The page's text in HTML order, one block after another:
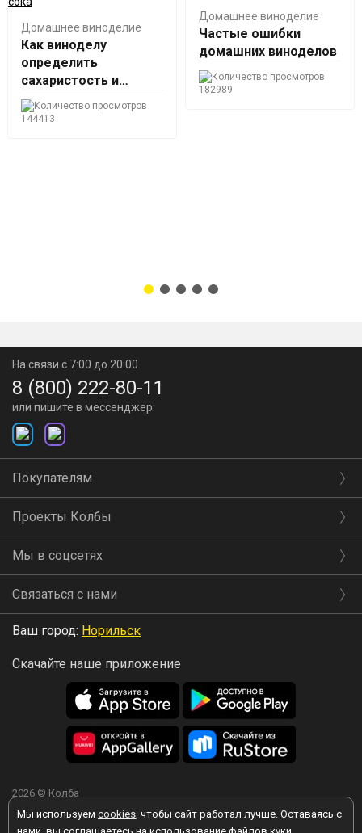
Домашнее виноделие
Как виноделу
определить
сахаристость и
кислотность сока
144413
Домашнее виноделие
Частые ошибки
домашних виноделов
182989
Мы используем cookies, чтобы сайт работал лучше. Оставаясь с
На связи с 7:00 до 20:00
8 (800) 222-80-11
или пишите в мессенджер:
Покупателям
Проекты Колбы
Мы в соцсетях
Связаться с нами
Ваш город: Норильск
Скачайте наше приложение
2026 © Колба